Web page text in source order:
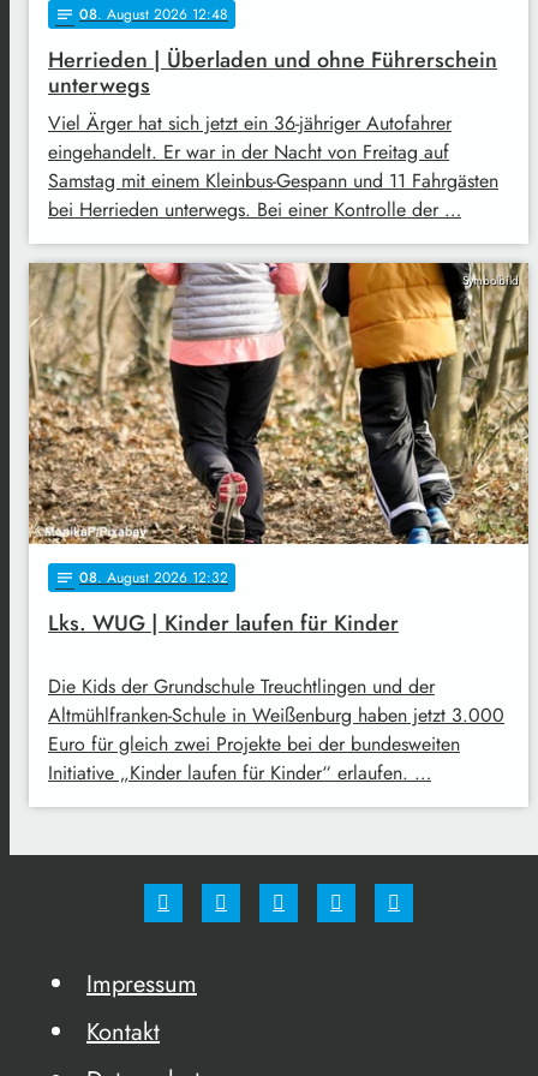
notes 08. August 2026 12:48
Herrieden | Überladen und ohne Führerschein
unterwegs
Viel Ärger hat sich jetzt ein 36-jähriger Autofahrer
eingehandelt. Er war in der Nacht von Freitag auf
Samstag mit einem Kleinbus-Gespann und 11 Fahrgästen
bei Herrieden unterwegs. Bei einer Kontrolle der …
Symbolbild
notes 08. August 2026 12:32
Lks. WUG | Kinder laufen für Kinder
Die Kids der Grundschule Treuchtlingen und der
Altmühlfranken-Schule in Weißenburg haben jetzt 3.000
Euro für gleich zwei Projekte bei der bundesweiten
Initiative „Kinder laufen für Kinder“ erlaufen. …
Impressum
Kontakt